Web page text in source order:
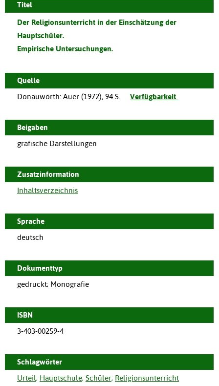
Titel
Der Religionsunterricht in der Einschätzung der
Hauptschüler.
Empirische Untersuchungen.
Quelle
Donauwörth: Auer (1972), 94 S. Verfügbarkeit
Beigaben
grafische Darstellungen
Zusatzinformation
Inhaltsverzeichnis
Sprache
deutsch
Dokumenttyp
gedruckt; Monografie
ISBN
3-403-00259-4
Schlagwörter
Urteil; Hauptschule; Schüler; Religionsunterricht